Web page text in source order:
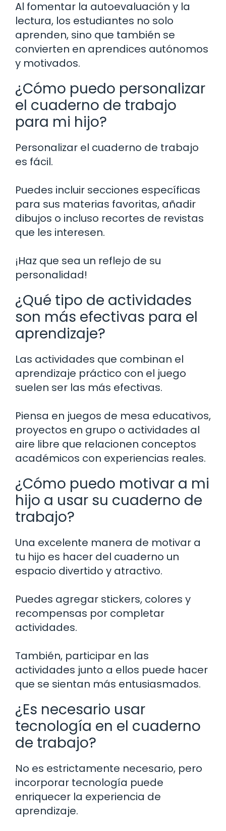
Al fomentar la autoevaluación y la
lectura, los estudiantes no solo
aprenden, sino que también se
convierten en aprendices autónomos
y motivados.
¿Cómo puedo personalizar
el cuaderno de trabajo
para mi hijo?
Personalizar el cuaderno de trabajo
es fácil.
Puedes incluir secciones específicas
para sus materias favoritas, añadir
dibujos o incluso recortes de revistas
que les interesen.
¡Haz que sea un reflejo de su
personalidad!
¿Qué tipo de actividades
son más efectivas para el
aprendizaje?
Las actividades que combinan el
aprendizaje práctico con el juego
suelen ser las más efectivas.
Piensa en juegos de mesa educativos,
proyectos en grupo o actividades al
aire libre que relacionen conceptos
académicos con experiencias reales.
¿Cómo puedo motivar a mi
hijo a usar su cuaderno de
trabajo?
Una excelente manera de motivar a
tu hijo es hacer del cuaderno un
espacio divertido y atractivo.
Puedes agregar stickers, colores y
recompensas por completar
actividades.
También, participar en las
actividades junto a ellos puede hacer
que se sientan más entusiasmados.
¿Es necesario usar
tecnología en el cuaderno
de trabajo?
No es estrictamente necesario, pero
incorporar tecnología puede
enriquecer la experiencia de
aprendizaje.